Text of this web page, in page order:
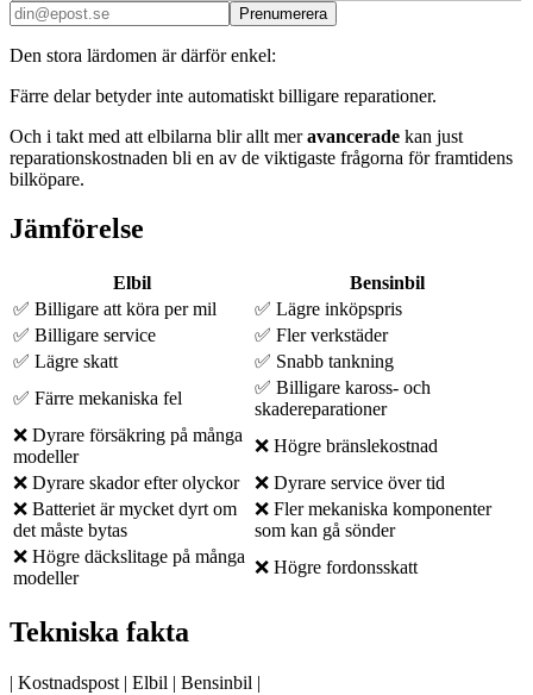
Prenumerera
Den stora lärdomen är därför enkel:
Färre delar betyder inte automatiskt billigare reparationer.
Och i takt med att elbilarna blir allt meravancerade kan just
reparationskostnaden bli en av de viktigaste frågorna för framtidens
bilköpare.
Jämförelse
Elbil
Bensinbil
✅ Billigare att köra per mil
✅ Lägre inköpspris
✅ Billigare service
✅ Fler verkstäder
✅ Lägre skatt
✅ Snabb tankning
✅ Färre mekaniska fel
✅ Billigare kaross- och
skadereparationer
❌ Dyrare försäkring på många
modeller
❌ Högre bränslekostnad
❌ Dyrare skador efter olyckor
❌ Dyrare service över tid
❌ Batteriet är mycket dyrt om
det måste bytas
❌ Fler mekaniska komponenter
som kan gå sönder
❌ Högre däckslitage på många
modeller
❌ Högre fordonsskatt
Tekniska fakta
| Kostnadspost | Elbil | Bensinbil |